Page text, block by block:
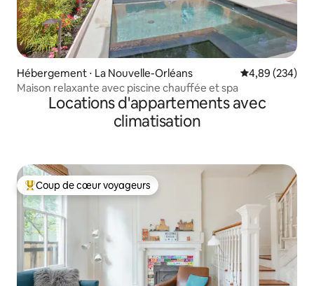
Hébergement ⋅ La Nouvelle-Orléans Évaluation
4,89 (234)
Maison relaxante avec piscine chauffée et spa
Locations d'appartements avec
climatisation
Coups de cœur voyageurs les plus appréciés
Coup de cœur voyageurs